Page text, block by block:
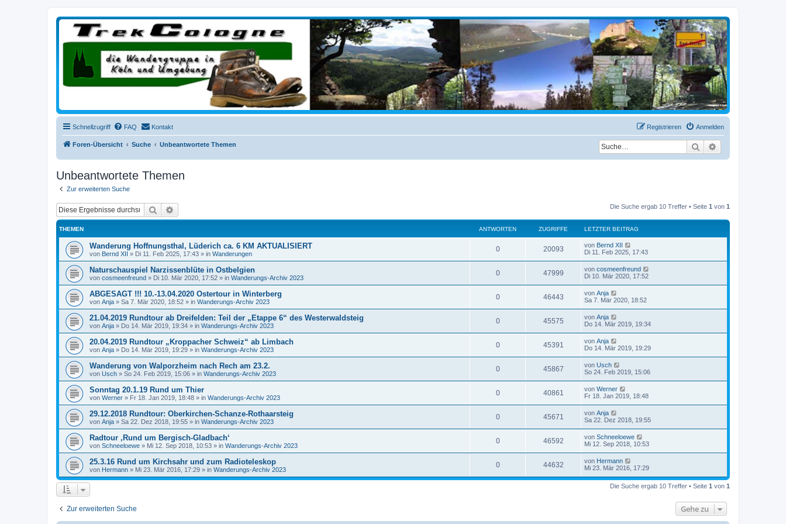
trekcologne.de
Wanderungen rund um Köln
Schnellzugriff FAQ Kontakt Anmelden
Registrieren
Foren-Übersicht Suche Unbeantwortete Themen Suche
Unbeantwortete Themen
Zur erweiterten Suche
Suche Die Suche ergab 10 Treffer • Seite 1 von 1
THEMEN ANTWORTEN ZUGRIFFE LETZTER BEITRAG
Wanderung Hoffnungsthal, Lüderich ca. 6 KM AKTUALISIERT
von Bernd XII » Di 11. Feb 2025, 17:43 » in Wanderungen
0 20093 von Bernd XII
Di 11. Feb 2025, 17:43
Naturschauspiel Narzissenblüte in Ostbelgien
von cosmeenfreund » Di 10. Mär 2020, 17:52 » in Wanderungs-Archiv 2023
0 47999 von cosmeenfreund
Di 10. Mär 2020, 17:52
ABGESAGT !!! 10.-13.04.2020 Ostertour in Winterberg
von Anja » Sa 7. Mär 2020, 18:52 » in Wanderungs-Archiv 2023
0 46443 von Anja
Sa 7. Mär 2020, 18:52
21.04.2019 Rundtour ab Dreifelden: Teil der „Etappe 6“ des Westerwaldsteig
von Anja » Do 14. Mär 2019, 19:34 » in Wanderungs-Archiv 2023
0 45575 von Anja
Do 14. Mär 2019, 19:34
20.04.2019 Rundtour „Kroppacher Schweiz“ ab Limbach
von Anja » Do 14. Mär 2019, 19:29 » in Wanderungs-Archiv 2023
0 45391 von Anja
Do 14. Mär 2019, 19:29
Wanderung von Walporzheim nach Rech am 23.2.
von Usch » So 24. Feb 2019, 15:06 » in Wanderungs-Archiv 2023
0 45867 von Usch
So 24. Feb 2019, 15:06
Sonntag 20.1.19 Rund um Thier
von Werner » Fr 18. Jan 2019, 18:48 » in Wanderungs-Archiv 2023
0 40861 von Werner
Fr 18. Jan 2019, 18:48
29.12.2018 Rundtour: Oberkirchen-Schanze-Rothaarsteig
von Anja » Sa 22. Dez 2018, 19:55 » in Wanderungs-Archiv 2023
0 45671 von Anja
Sa 22. Dez 2018, 19:55
Radtour ‚Rund um Bergisch-Gladbach‘
von Schneeloewe » Mi 12. Sep 2018, 10:53 » in Wanderungs-Archiv 2023
0 46592 von Schneeloewe
Mi 12. Sep 2018, 10:53
25.3.16 Rund um Kirchsahr und zum Radioteleskop
von Hermann » Mi 23. Mär 2016, 17:29 » in Wanderungs-Archiv 2023
0 44632 von Hermann
Mi 23. Mär 2016, 17:29
Die Suche ergab 10 Treffer • Seite 1 von 1
Zur erweiterten Suche Gehe zu